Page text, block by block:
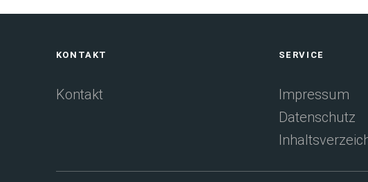
Fußbereich
KONTAKT
Kontakt
SERVICE
Impressum
Datenschutz